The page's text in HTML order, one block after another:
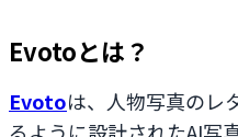
Evotoとは？
Evotoは、人物写真のレ